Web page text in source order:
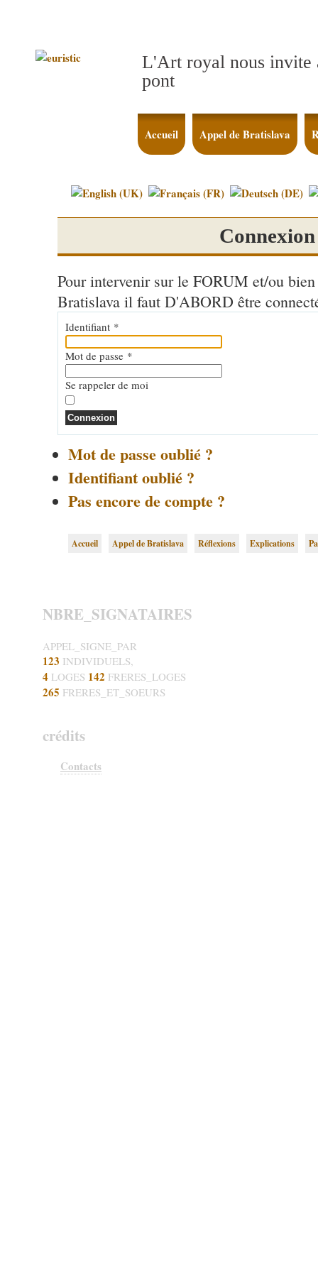
L'Art royal nous invite
pont
Accueil Appel de Bratislava
Connexion
Pour intervenir sur le FORUM et/ou
Bratislava il faut D'ABORD être
Identifiant *
Mot de passe *
Se rappeler de moi
Connexion
Mot de passe oublié ?
Identifiant oublié ?
Pas encore de compte ?
Accueil Appel de Bratislava Réflexions Explications
NBRE_SIGNATAIRES
APPEL_SIGNE_PAR
123 INDIVIDUELS,
4 LOGES 142 FRERES_LOGES
265 FRERES_ET_SOEURS
crédits
Contacts